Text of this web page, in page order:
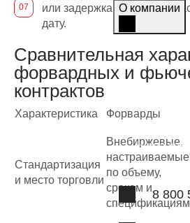
О компании
Контакты
Вопрос-
Наша
8 800
или задержка денежного
дату.
Сравнительная
форвардных и
контрактов
Характеристика Форварды
Стандартизация
и место торговли
Внебиржевые,
настраиваемые
по объему,
срокам и
спецификациям